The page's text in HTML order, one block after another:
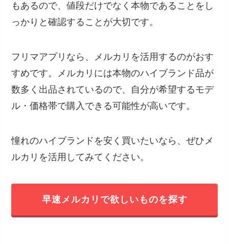
もあるので、値段だけでなく本物であることをし
っかりと確認することが大切です。
フリマアプリなら、メルカリを活用するのがおす
すめです。メルカリには本物のハイブランド品が
数多く出品されているので、自分が希望するモデ
ル・価格帯で購入できる可能性が高いです。
憧れのハイブランドを安く買いたいなら、ぜひメ
ルカリを活用してみてください。
早速メルカリで欲しいものを探す